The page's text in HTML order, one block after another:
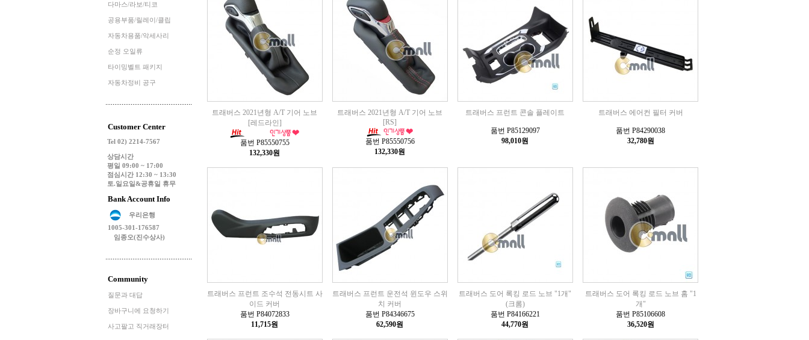
다마스/라보/티코
공용부품/릴레이/클립
자동차용품/악세사리
순정 오일류
타이밍벨트 패키지
자동차정비 공구
Customer Center
Tel 02) 2214-7567
상담시간
평일 09:00 ~ 17:00
점심시간 12:30 ~ 13:30
토.일요일&공휴일 휴무
Bank Account Info
우리은행
1005-301-176587
임종오(진수상사)
Community
질문과 대답
장바구니에 요청하기
사고팔고 직거래장터
트래버스 2021년형 A/T 기어 노브
[레드라인]
품번 P85550755
132,330원
트래버스 2021년형 A/T 기어 노브
[RS]
품번 P85550756
132,330원
트래버스 프런트 콘솔 플레이트
품번 P85129097
98,010원
트래버스 에어컨 필터 커버
품번 P84290038
32,780원
트래버스 프런트 조수석 전동시트 사
이드 커버
품번 P84072833
11,715원
트래버스 프런트 운전석 윈도우 스위
치 커버
품번 P84346675
62,590원
트래버스 도어 록킹 로드 노브 "1개"
(크롬)
품번 P84166221
44,770원
트래버스 도어 록킹 로드 노브 홈 "1
개"
품번 P85106608
36,520원